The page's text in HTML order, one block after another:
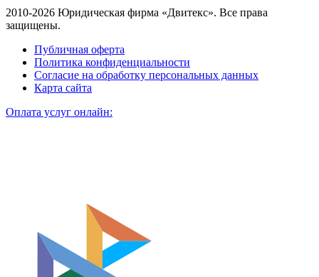
2010-2026 Юридическая фирма «Двитекс». Все права
защищены.
Публичная оферта
Политика конфиденциальности
Согласие на обработку персональных данных
Карта сайта
Оплата услуг онлайн: